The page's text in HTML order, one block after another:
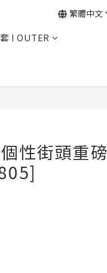
I OUTER
繁體中文
性街頭重磅